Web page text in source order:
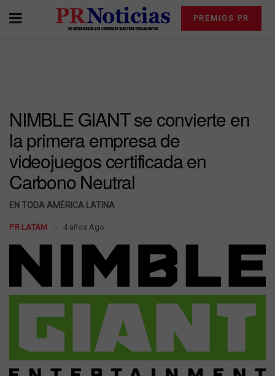
PREMIOS PR
NIMBLE GIANT se convierte en
la primera empresa de
videojuegos certificada en
Carbono Neutral
EN TODA AMÉRICA LATINA
PR LATAM 4 años Ago